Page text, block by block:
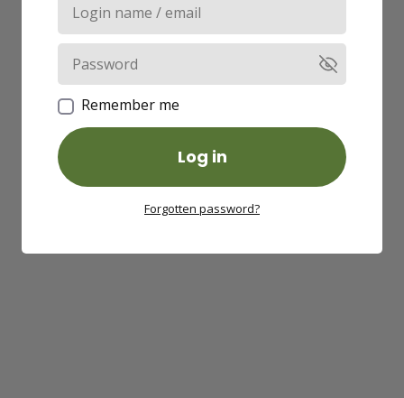
Remember me
Log in
Forgotten password?